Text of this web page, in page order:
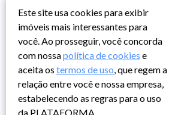
Este site usa cookies para exibir
imóveis mais interessantes para
você. Ao prosseguir, você concorda
com nossapolítica de cookies e
aceita os termos de uso, que regem a
relação entre você e nossa empresa,
estabelecendo as regras para o uso
da PLATAFORMA.